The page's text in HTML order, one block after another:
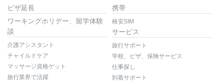
ビザ延長
ワーキングホリデー、留学体験
談
介護アシスタント
チャイルドケア
マッサージ資格ゲット
旅行業界で活躍
携帯
格安SIM
サービス
旅行サポート
学校、ビザ、保険サービス
仕事探し
到着サポート